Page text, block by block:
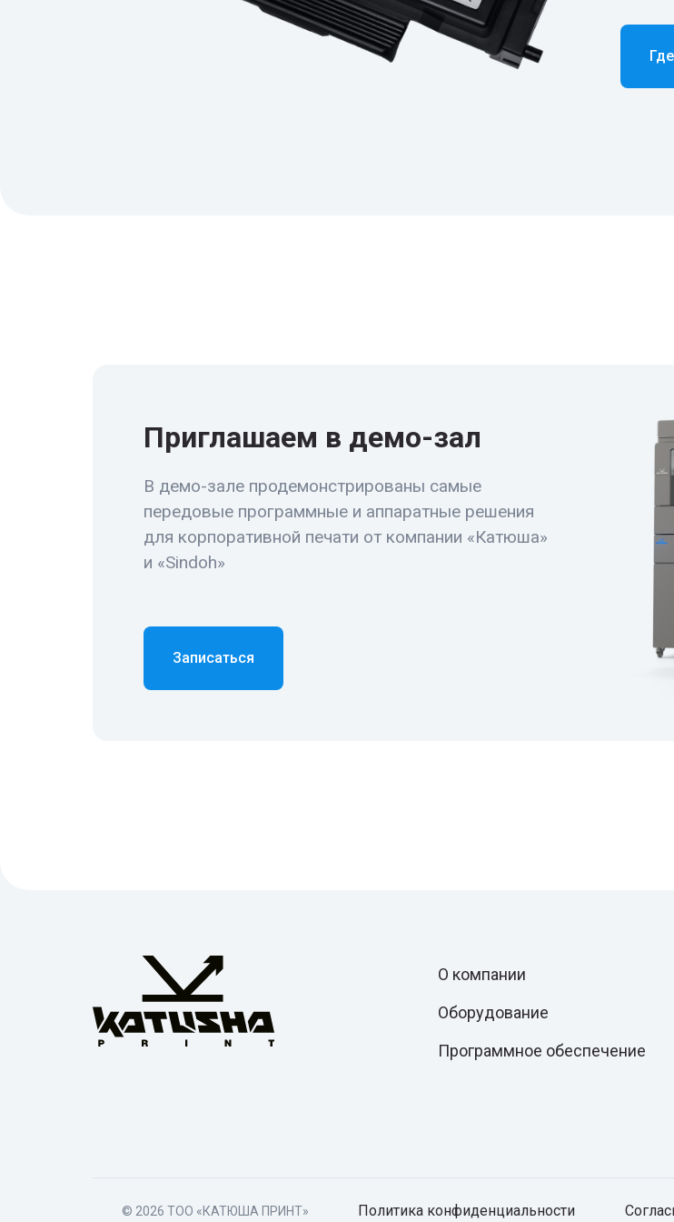
Приглашаем в демо-зал
В демо-зале продемонстрированы самые
передовые программные и аппаратные решения
для корпоративной печати от компании «Катюша»
и «Sindoh»
Записаться
О компании
Оборудование
Программное обеспечение
© 2026 TОО «КАТЮША ПРИНТ» Политика конфиденциальности